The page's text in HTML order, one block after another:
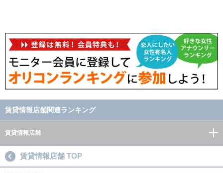
賃貸情報店舗関連ランキング
賃貸情報店舗
賃貸情報店舗 TOP